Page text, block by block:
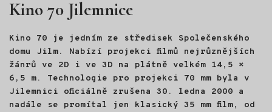
Půl roku s nimi žil, učil je
poznávat svět a nakonec
s nimi létal na rogale nad
Českým rájem. Z této
zkušenosti vznikl HUSOPAS -
živé audiovizuální vyprávění
o husách, o člověku
a o návratu k sobě.
Kino 70 Jilemnice
Kino 70 je jedním ze středisek Společenského
domu Jilm. Nabízí projekci filmů nejrůznějších
žánrů ve 2D i ve 3D na plátně velkém 14,5 ×
6,5 m. Technologie pro projekci 70 mm byla v
Jilemnici oficiálně zrušena 30. ledna 2000 a
nadále se promítal jen klasický 35 mm film, od